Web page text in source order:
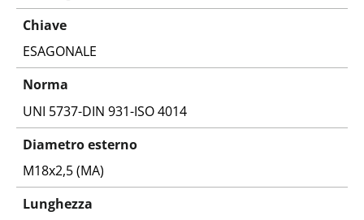
Chiave
ESAGONALE
Norma
UNI 5737-DIN 931-ISO 4014
Diametro esterno
M18x2,5 (MA)
Lunghezza